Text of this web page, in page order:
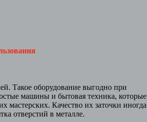
Такое оборудование выгодно при
машины и бытовая техника, которые
Качество их заточки иногда
отверстий в металле.